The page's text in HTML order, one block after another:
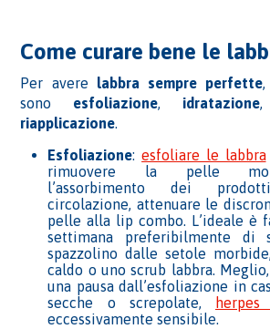
Come curare bene le
Per avere labbra sempre perfette,
sono esfoliazione, idratazione
riapplicazione.
Esfoliazione:esfoliare le labbra
rimuovere la pelle
l’assorbimento dei
circolazione, attenuare le
pelle alla lip combo. L’ideale è
settimana preferibilmente di
spazzolino dalle setole
caldo o uno scrub labbra.
una pausa dall’esfoliazione in
secche o screpolate,
eccessivamente sensibile.